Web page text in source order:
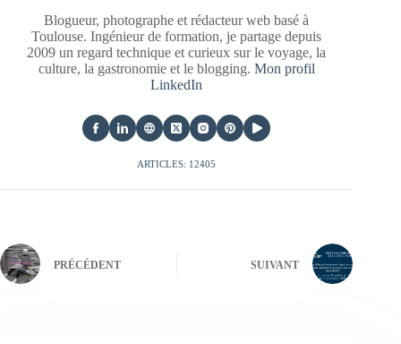
Blogueur, photographe et rédacteur web basé à
Toulouse. Ingénieur de formation, je partage depuis
2009 un regard technique et curieux sur le voyage, la
culture, la gastronomie et le blogging. Mon profil
LinkedIn
ARTICLES: 12405
PRÉCÉDENT SUIVANT